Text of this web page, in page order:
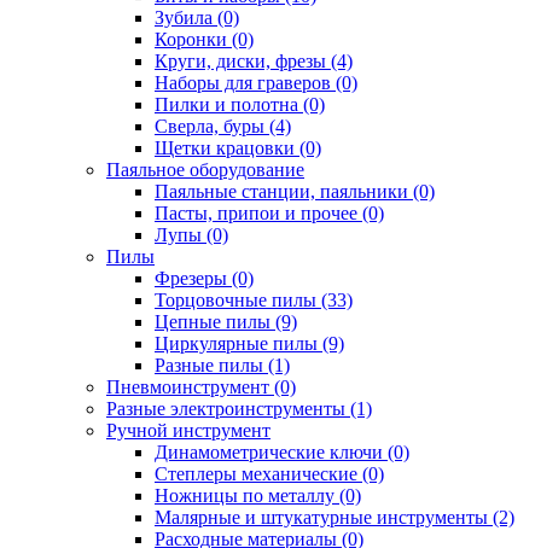
Зубила (0)
Коронки (0)
Круги, диски, фрезы (4)
Наборы для граверов (0)
Пилки и полотна (0)
Сверла, буры (4)
Щетки крацовки (0)
Паяльное оборудование
Паяльные станции, паяльники (0)
Пасты, припои и прочее (0)
Лупы (0)
Пилы
Фрезеры (0)
Торцовочные пилы (33)
Цепные пилы (9)
Циркулярные пилы (9)
Разные пилы (1)
Пневмоинструмент (0)
Разные электроинструменты (1)
Ручной инструмент
Динамометрические ключи (0)
Степлеры механические (0)
Ножницы по металлу (0)
Малярные и штукатурные инструменты (2)
Расходные материалы (0)